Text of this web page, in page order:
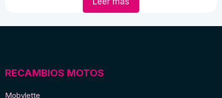
RECAMBIOS MOTOS
Mobylette